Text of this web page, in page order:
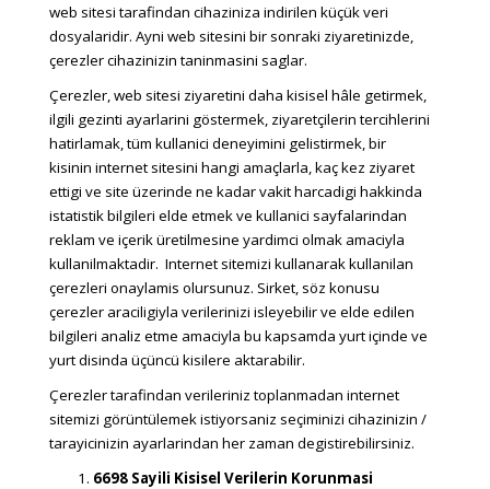
web sitesi tarafindan cihaziniza indirilen küçük veri
dosyalaridir. Ayni web sitesini bir sonraki ziyaretinizde,
çerezler cihazinizin taninmasini saglar.
Çerezler, web sitesi ziyaretini daha kisisel hâle getirmek,
ilgili gezinti ayarlarini göstermek, ziyaretçilerin tercihlerini
hatirlamak, tüm kullanici deneyimini gelistirmek, bir
kisinin internet sitesini hangi amaçlarla, kaç kez ziyaret
ettigi ve site üzerinde ne kadar vakit harcadigi hakkinda
istatistik bilgileri elde etmek ve kullanici sayfalarindan
reklam ve içerik üretilmesine yardimci olmak amaciyla
kullanilmaktadir. Internet sitemizi kullanarak kullanilan
çerezleri onaylamis olursunuz. Sirket, söz konusu
çerezler araciligiyla verilerinizi isleyebilir ve elde edilen
bilgileri analiz etme amaciyla bu kapsamda yurt içinde ve
yurt disinda üçüncü kisilere aktarabilir.
Çerezler tarafindan verileriniz toplanmadan internet
sitemizi görüntülemek istiyorsaniz seçiminizi cihazinizin /
tarayicinizin ayarlarindan her zaman degistirebilirsiniz.
6698 Sayili Kisisel Verilerin Korunmasi